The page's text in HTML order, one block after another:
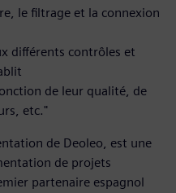
le filtrage et la connexion
différents contrôles et
de leur qualité, de
etc."
de Deoleo, est une
de projets
partenaire espagnol